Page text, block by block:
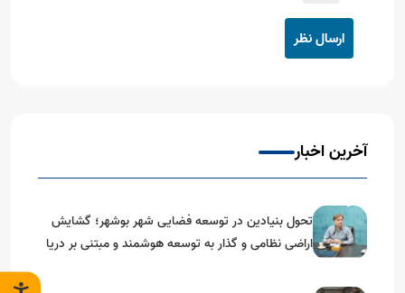
ارسال نظر
آخرین اخبار
تحول بنیادین در توسعه فضایی شهر بوشهر؛ گشایش
اراضی نظامی و گذار به توسعه هوشمند و مبتنی بر دریا